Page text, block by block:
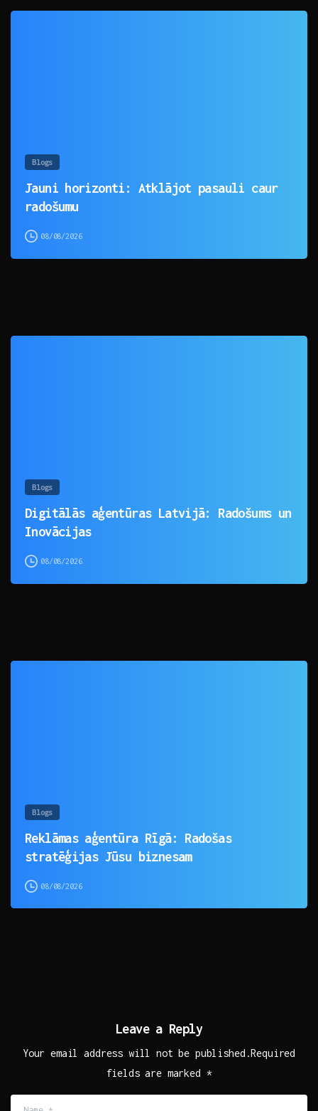
Blogs
Jauni horizonti: Atklājot pasauli caur
radošumu
08/08/2026
Blogs
Digitālās aģentūras Latvijā: Radošums un
Inovācijas
08/08/2026
Blogs
Reklāmas aģentūra Rīgā: Radošas
stratēģijas Jūsu biznesam
08/08/2026
Leave a Reply
Your email address will not be published.Required
fields are marked *